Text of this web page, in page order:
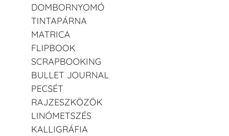
DOMBORNYOMÓ
TINTAPÁRNA
MATRICA
FLIPBOOK
SCRAPBOOKING
BULLET JOURNAL
PECSÉT
RAJZESZKÖZÖK
LINÓMETSZÉS
KALLIGRÁFIA